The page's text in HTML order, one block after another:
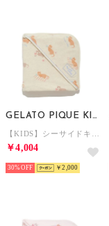
GELATO PIQUE KIDS & BABY
￥4,004
30% ￥2,000